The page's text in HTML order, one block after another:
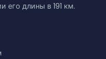
его длины в 191 км.